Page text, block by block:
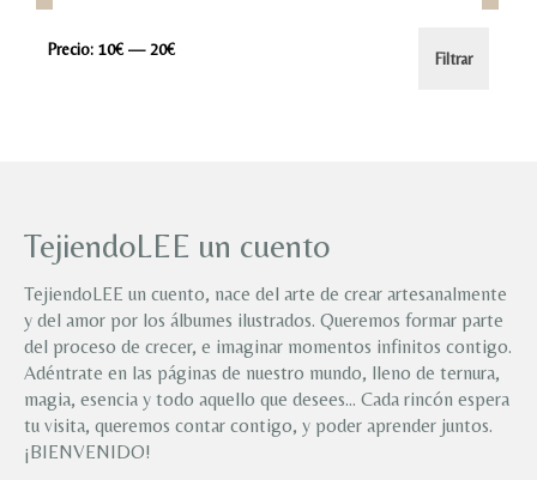
Precio
Precio
Filtrar
Precio: 10€ — 20€
TejiendoLEE un cuento
TejiendoLEE un cuento, nace del arte de crear artesanalmente
y del amor por los álbumes ilustrados. Queremos formar parte
del proceso de crecer, e imaginar momentos infinitos contigo.
Adéntrate en las páginas de nuestro mundo, lleno de ternura,
magia, esencia y todo aquello que desees… Cada rincón espera
tu visita, queremos contar contigo, y poder aprender juntos.
¡BIENVENIDO!